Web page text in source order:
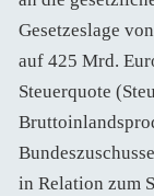
Gesetzeslage
auf 425 Mrd.
Steuerquote
in Relation zum